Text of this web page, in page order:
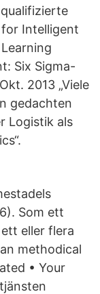
Intelligent
Six Sigma-
2013 „Viele
gedachten
Logistik als
Som ett
eller flera
methodical
• Your